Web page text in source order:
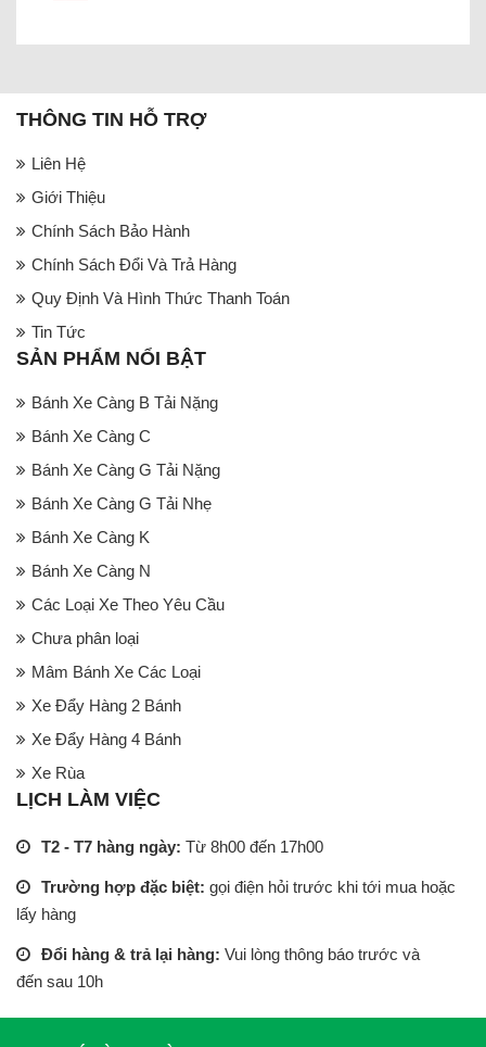
THÔNG TIN HỖ TRỢ
Liên Hệ
Giới Thiệu
Chính Sách Bảo Hành
Chính Sách Đổi Và Trả Hàng
Quy Định Và Hình Thức Thanh Toán
Tin Tức
SẢN PHẨM NỔI BẬT
Bánh Xe Càng B Tải Nặng
Bánh Xe Càng C
Bánh Xe Càng G Tải Nặng
Bánh Xe Càng G Tải Nhẹ
Bánh Xe Càng K
Bánh Xe Càng N
Các Loại Xe Theo Yêu Cầu
Chưa phân loại
Mâm Bánh Xe Các Loại
Xe Đẩy Hàng 2 Bánh
Xe Đẩy Hàng 4 Bánh
Xe Rùa
LỊCH LÀM VIỆC
T2 - T7 hàng ngày: Từ 8h00 đến 17h00
Trường hợp đặc biệt: gọi điện hỏi trước khi tới mua hoặc
lấy hàng
Đổi hàng & trả lại hàng: Vui lòng thông báo trước và
đến sau 10h